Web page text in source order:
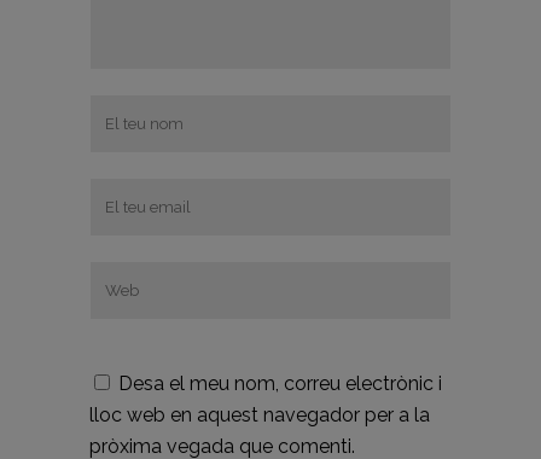
Desa el meu nom, correu electrònic i
lloc web en aquest navegador per a la
pròxima vegada que comenti.